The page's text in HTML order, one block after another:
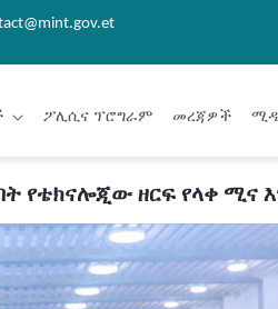
ፖሊሲና ፕሮግራም መረጃዎች
የቴክናሎጂው ዘርፍ የላቀ ሚና